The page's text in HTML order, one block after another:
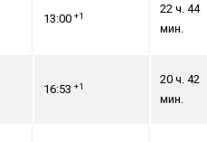
13:00 +1
22 ч. 44
мин.
16:53 +1
20 ч. 42
мин.